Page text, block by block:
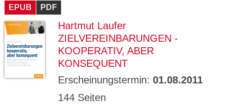
EPUB PDF
Hartmut Laufer
ZIELVEREINBARUNGEN -
KOOPERATIV, ABER
KONSEQUENT
Erscheinungstermin: 01.08.2011
144 Seiten